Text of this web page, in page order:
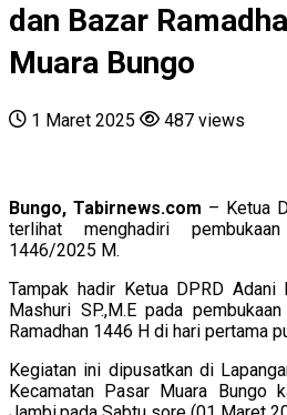
dan Bazar
Muara Bungo
1 Maret 2025 487 views
Bungo, Tabirnews.com – Ketua
terlihat menghadiri
1446/2025 M.
Tampak hadir Ketua DPRD
Mashuri SP.,M.E pada
Ramadhan 1446 H di hari pertama
Kegiatan ini dipusatkan di
Kecamatan Pasar Muara Bungo